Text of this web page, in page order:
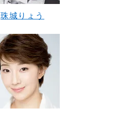
珠城りょう